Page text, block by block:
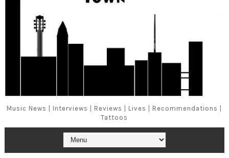
Music News | Interviews | Reviews | Lives | Recommendations |
Tattoos